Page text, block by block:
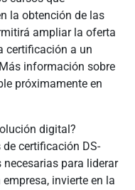
la obtención de las
ampliar la oferta
certificación a un
información sobre
próximamente en
digital?
certificación DS-
necesarias para liderar
invierte en la